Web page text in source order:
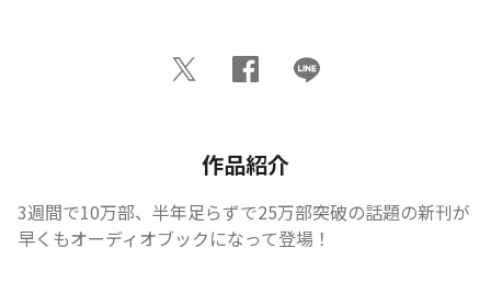
作品紹介
3週間で10万部、半年足らずで25万部突破の話題の新刊が
早くもオーディオブックになって登場！